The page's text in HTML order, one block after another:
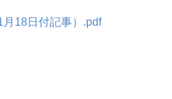
18日付記事）.pdf